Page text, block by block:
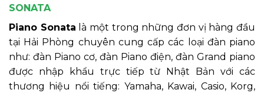
SONATA
Piano Sonata là một trong những đơn vị hàng đầu
tại Hải Phòng chuyên cung cấp các loại đàn piano
như: đàn Piano cơ, đàn Piano điện, đàn Grand piano
được nhập khẩu trực tiếp từ Nhật Bản với các
thương hiệu nổi tiếng: Yamaha, Kawai, Casio, Korg,